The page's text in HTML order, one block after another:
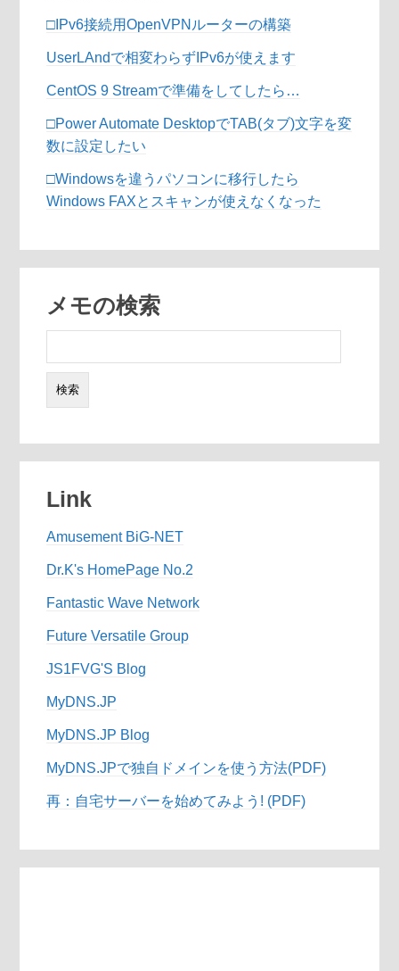
□IPv6接続用OpenVPNルーターの構築
UserLAndで相変わらずIPv6が使えます
CentOS 9 Streamで準備をしてしたら…
□Power Automate DesktopでTAB(タブ)文字を変
数に設定したい
□Windowsを違うパソコンに移行したら
Windows FAXとスキャンが使えなくなった
メモの検索
索:
Link
Amusement BiG-NET
Dr.K's HomePage No.2
Fantastic Wave Network
Future Versatile Group
JS1FVG'S Blog
MyDNS.JP
MyDNS.JP Blog
MyDNS.JPで独自ドメインを使う方法(PDF)
再：自宅サーバーを始めてみよう! (PDF)